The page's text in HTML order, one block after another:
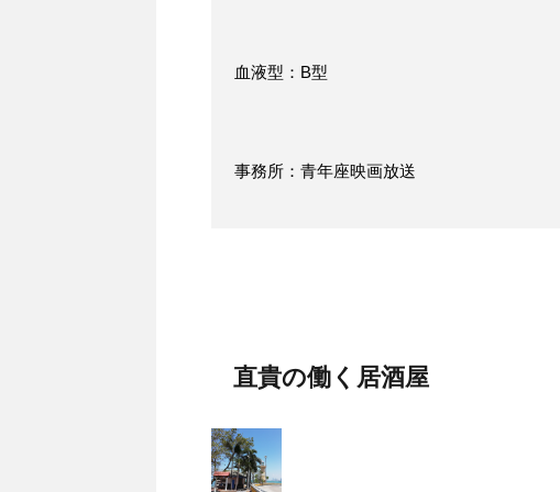
血液型：B型
事務所：青年座映画放送
直貴の働く居酒屋